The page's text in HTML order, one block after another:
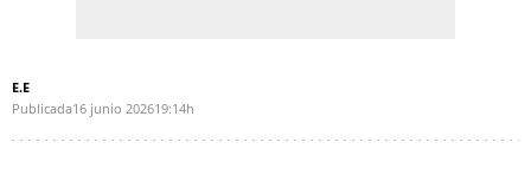
E.E
Publicada16 junio 202619:14h